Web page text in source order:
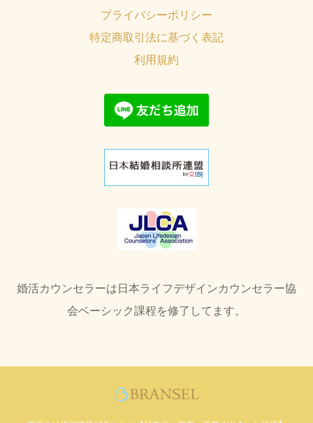
プライバシーポリシー
特定商取引法に基づく表記
利用規約
婚活カウンセラーは日本ライフデザインカウンセラー協
会ベーシック課程を修了してます。